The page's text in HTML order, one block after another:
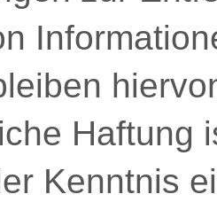
Haftung
Kenntnis